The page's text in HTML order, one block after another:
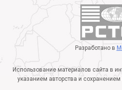
Разработано в
Использование материалов сайта в
указанием авторства и